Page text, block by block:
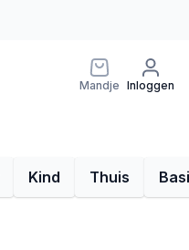
Mandje Inloggen
Kind Thuis